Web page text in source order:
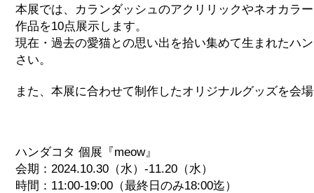
本展では、カランダッシュのアクリリックやネオカラ
作品を10点展示します。
現在・過去の愛猫との思い出を拾い集めて生まれたハ
さい。
また、本展に合わせて制作したオリジナルグッズを会
ハンダコタ 個展『meow』
会期：2024.10.30（水）-11.20（水）
時間：11:00-19:00（最終日のみ18:00迄）